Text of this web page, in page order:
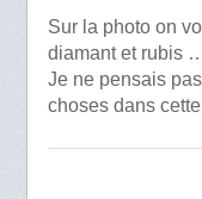
Sur la photo on
diamant et rubis
Je ne pensais
choses dans